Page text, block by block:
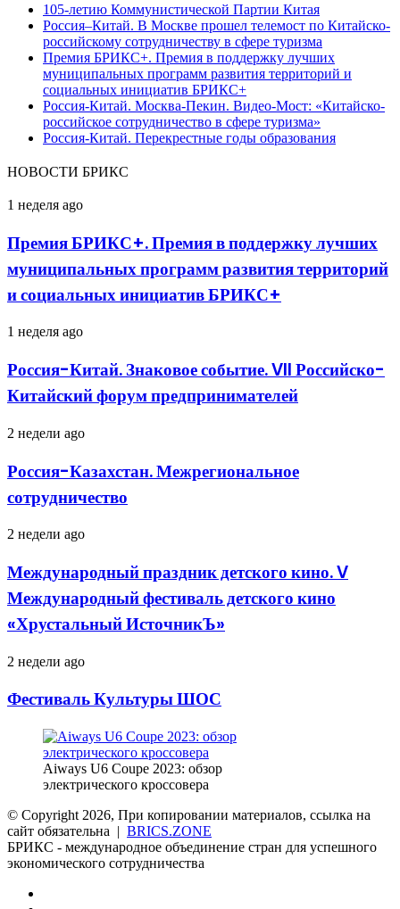
105-летию Коммунистической Партии Китая
Россия–Китай. В Москве прошел телемост по Китайско-
российскому сотрудничеству в сфере туризма
Премия БРИКС+. Премия в поддержку лучших
муниципальных программ развития территорий и
социальных инициатив БРИКС+
Россия-Китай. Москва-Пекин. Видео-Мост: «Китайско-
российское сотрудничество в сфере туризма»
Россия-Китай. Перекрестные годы образования
НОВОСТИ БРИКС
Премия
Премия
в
поддержку
муниципальных
развития
и
социальных
инициатив
1 неделя ago
Премия БРИКС+. Премия в поддержку лучших
муниципальных программ развития территорий
и социальных инициатив БРИКС+
Россия-
Знаковое
событие.
VII
Китайский
форум
1 неделя ago
Россия-Китай. Знаковое событие. VII Российско-
Китайский форум предпринимателей
Россия-
Межрегиональное
сотрудничество
2 недели ago
Россия-Казахстан. Межрегиональное
сотрудничество
Международный
детского
кино.
V
фестиваль
кино
ИсточникЪ»
2 недели ago
Международный праздник детского кино. V
Международный фестиваль детского кино
«Хрустальный ИсточникЪ»
Фестиваль
ШОС
2 недели ago
Фестиваль Культуры ШОС
Aiways U6 Coupe 2023: обзор
электрического кроссовера
© Copyright 2026, При копировании материалов, ссылка на
сайт обязательна | BRICS.ZONE
БРИКС - международное объединение стран для успешного
экономического сотрудничества